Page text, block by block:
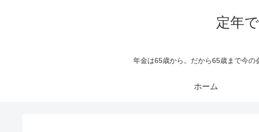
定年
年金は65歳から。だから65歳まで今
ホーム